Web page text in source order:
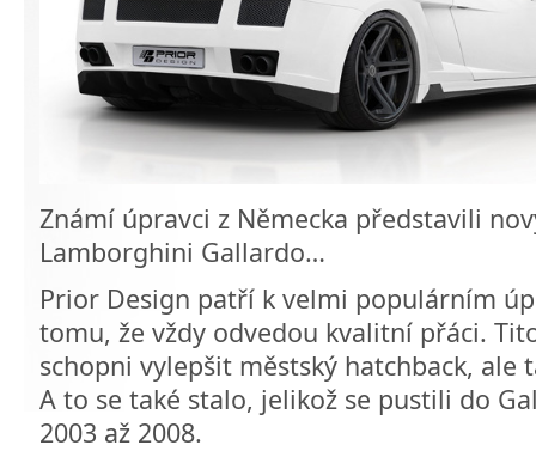
Známí úpravci z Německa představili
Lamborghini Gallardo…
Prior Design patří k velmi populárním
tomu, že vždy odvedou kvalitní přáci.
schopni vylepšit městský hatchback, ale
A to se také stalo, jelikož se pustili do
2003 až 2008.